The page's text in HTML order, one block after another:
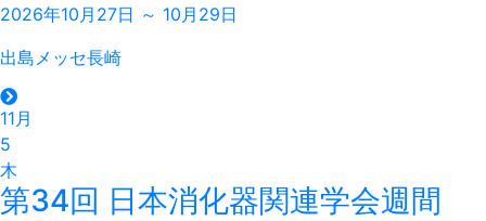
2026年10月27日 ～ 10月29日
出島メッセ長崎
11月
5
木
第34回 日本消化器関連学会週間